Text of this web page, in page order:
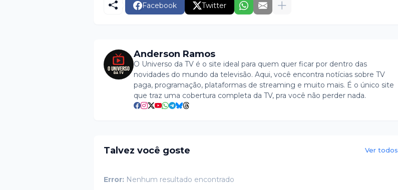
Facebook Twitter
Anderson Ramos
O Universo da TV é o site ideal para quem quer ficar por dentro das
novidades do mundo da televisão. Aqui, você encontra notícias sobre TV
paga, programação, plataformas de streaming e muito mais. É o único site
que traz uma cobertura completa da TV, pra você não perder nada.
Talvez você goste Ver todos
Error: Nenhum resultado encontrado